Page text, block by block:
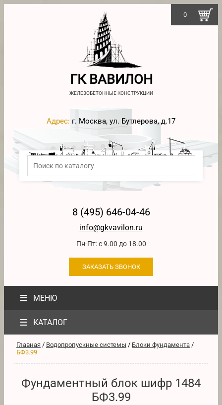
ГК ВАВИЛОН
ЖЕЛЕЗОБЕТОННЫЕ КОНСТРУКЦИИ
Адрес: г. Москва, ул. Бутлерова, д.17
8 (495) 646-04-46
info@gkvavilon.ru
Пн-Пт: с 9.00 до 18.00
ЗАКАЗАТЬ ЗВОНОК
≡ МЕНЮ
0
≡ КАТАЛОГ
Главная / Водопропускные системы / Блоки фундамента /
БФ3.99
Фундаментный блок шифр 1484
БФ3.99